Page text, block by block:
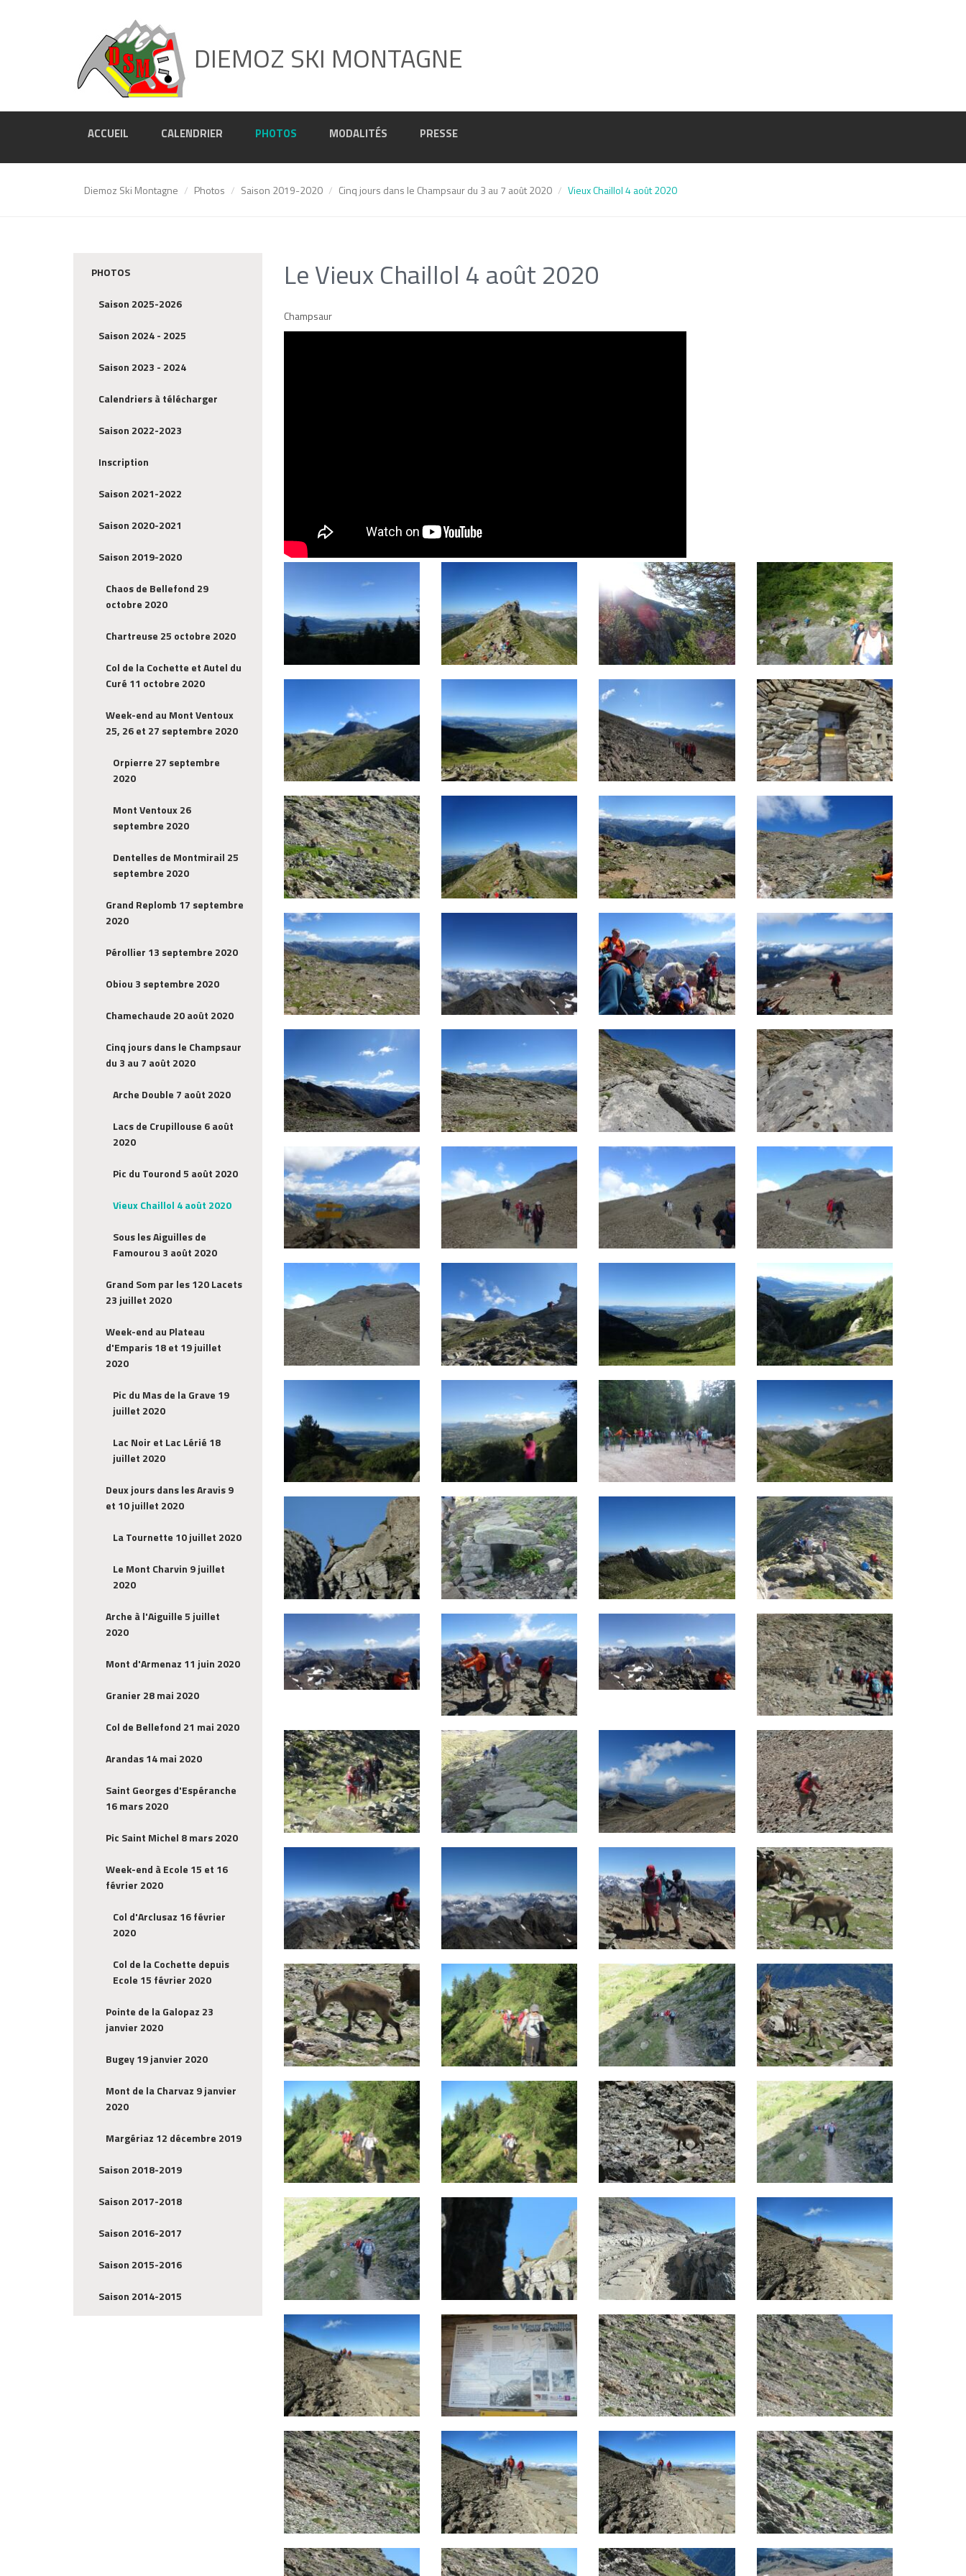
DIEMOZ SKI MONTAGNE
ACCUEIL CALENDRIER PHOTOS MODALITÉS PRESSE
Diemoz Ski Montagne Photos Saison 2019-2020 Cinq jours dans le Champsaur du 3 au 7 août 2020 Vieux Chaillol 4 août 2020
PHOTOS
Saison 2025-2026
Saison 2024 - 2025
Saison 2023 - 2024
Calendriers à télécharger
Saison 2022-2023
Inscription
Saison 2021-2022
Saison 2020-2021
Saison 2019-2020
Chaos de Bellefond 29
octobre 2020
Chartreuse 25 octobre 2020
Col de la Cochette et Autel du
Curé 11 octobre 2020
Week-end au Mont Ventoux
25, 26 et 27 septembre 2020
Orpierre 27 septembre
2020
Mont Ventoux 26
septembre 2020
Dentelles de Montmirail 25
septembre 2020
Grand Replomb 17 septembre
2020
Pérollier 13 septembre 2020
Obiou 3 septembre 2020
Chamechaude 20 août 2020
Cinq jours dans le Champsaur
du 3 au 7 août 2020
Arche Double 7 août 2020
Lacs de Crupillouse 6 août
2020
Pic du Tourond 5 août 2020
Vieux Chaillol 4 août 2020
Sous les Aiguilles de
Famourou 3 août 2020
Grand Som par les 120 Lacets
23 juillet 2020
Week-end au Plateau
d'Emparis 18 et 19 juillet
2020
Pic du Mas de la Grave 19
juillet 2020
Lac Noir et Lac Lérié 18
juillet 2020
Deux jours dans les Aravis 9
et 10 juillet 2020
La Tournette 10 juillet 2020
Le Mont Charvin 9 juillet
2020
Arche à l'Aiguille 5 juillet
2020
Mont d'Armenaz 11 juin 2020
Granier 28 mai 2020
Col de Bellefond 21 mai 2020
Arandas 14 mai 2020
Saint Georges d'Espéranche
16 mars 2020
Pic Saint Michel 8 mars 2020
Week-end à Ecole 15 et 16
février 2020
Col d'Arclusaz 16 février
2020
Col de la Cochette depuis
Ecole 15 février 2020
Pointe de la Galopaz 23
janvier 2020
Bugey 19 janvier 2020
Mont de la Charvaz 9 janvier
2020
Margériaz 12 décembre 2019
Saison 2018-2019
Saison 2017-2018
Saison 2016-2017
Saison 2015-2016
Saison 2014-2015
Le Vieux Chaillol 4 août 2020
Champsaur